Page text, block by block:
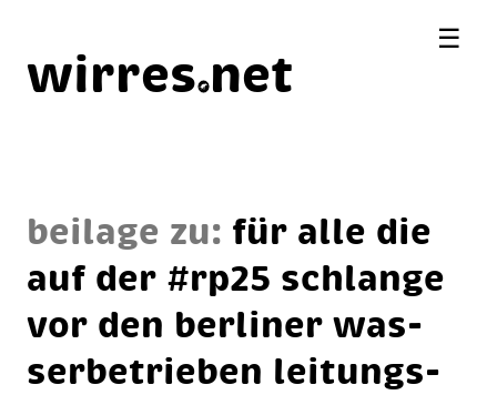
wirres net
beilage zu: für al­le die
auf der #rp25 schlan­ge
vor den ber­li­ner was­
ser­be­trie­ben lei­tungs­
☰